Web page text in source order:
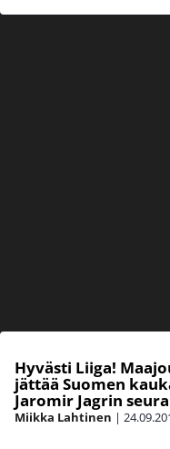
Hyvästi Liiga!
jättää Suomen
Jaromir Jagrin
Miikka Lahtinen |